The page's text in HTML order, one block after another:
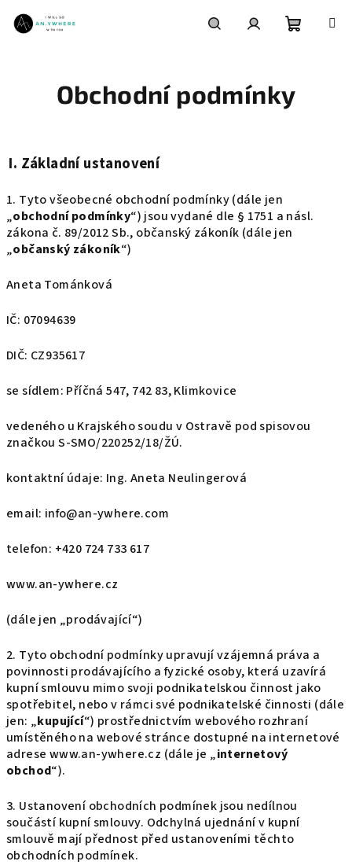
obsah
košík
Obchodní podmínky
I. Základní ustanovení
1. Tyto všeobecné obchodní podmínky (dále jen
„obchodní podmínky“) jsou vydané dle § 1751 a násl.
zákona č. 89/2012 Sb., občanský zákoník (dále jen
„občanský zákoník“)
Aneta Tománková
IČ: 07094639
DIČ: CZ935617
se sídlem: Příčná 547, 742 83, Klimkovice
vedeného u Krajského soudu v Ostravě pod spisovou
značkou S-SMO/220252/18/ŽÚ.
kontaktní údaje: Ing. Aneta Neulingerová
email: info@an-ywhere.com
telefon: +420 724 733 617
www.an-ywhere.cz
(dále jen „prodávající“)
2. Tyto obchodní podmínky upravují vzájemná práva a
povinnosti prodávajícího a fyzické osoby, která uzavírá
kupní smlouvu mimo svoji podnikatelskou činnost jako
spotřebitel, nebo v rámci své podnikatelské činnosti (dále
jen: „kupující“) prostřednictvím webového rozhraní
umístěného na webové stránce dostupné na internetové
adrese www.an-ywhere.cz (dále je „internetový
obchod“).
3. Ustanovení obchodních podmínek jsou nedílnou
součástí kupní smlouvy. Odchylná ujednání v kupní
smlouvě mají přednost před ustanoveními těchto
obchodních podmínek.